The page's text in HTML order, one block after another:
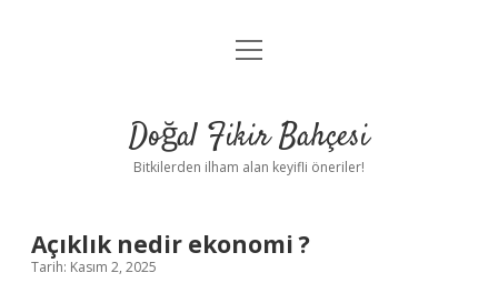
Anasayfa
Yasal Uyarı
menüyü
Doğal Fikir Bahçesi
Bitkilerden ilham alan keyifli öneriler!
Açıklık nedir ekonomi ?
Tarih: Kasım 2, 2025